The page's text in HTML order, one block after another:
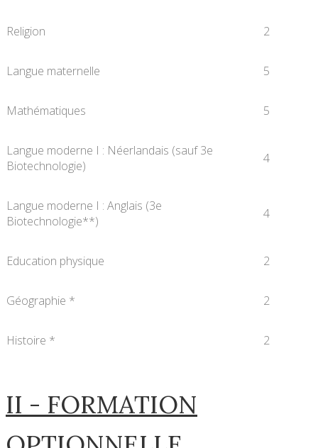
Religion 2
Langue maternelle 5
Mathématiques 5
Langue moderne I : Néerlandais (sauf 3e
Biotechnologie)
4
Langue moderne I : Anglais (3e
Biotechnologie**)
4
Education physique 2
Géographie * 2
Histoire * 2
II - FORMATION